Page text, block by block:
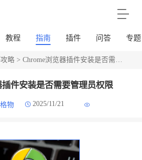
教程 指南 插件 问答 专题
略> Chrome浏览器插件安装是否需要管理员权限
件安装是否需要管理员权限
物 2025/11/21